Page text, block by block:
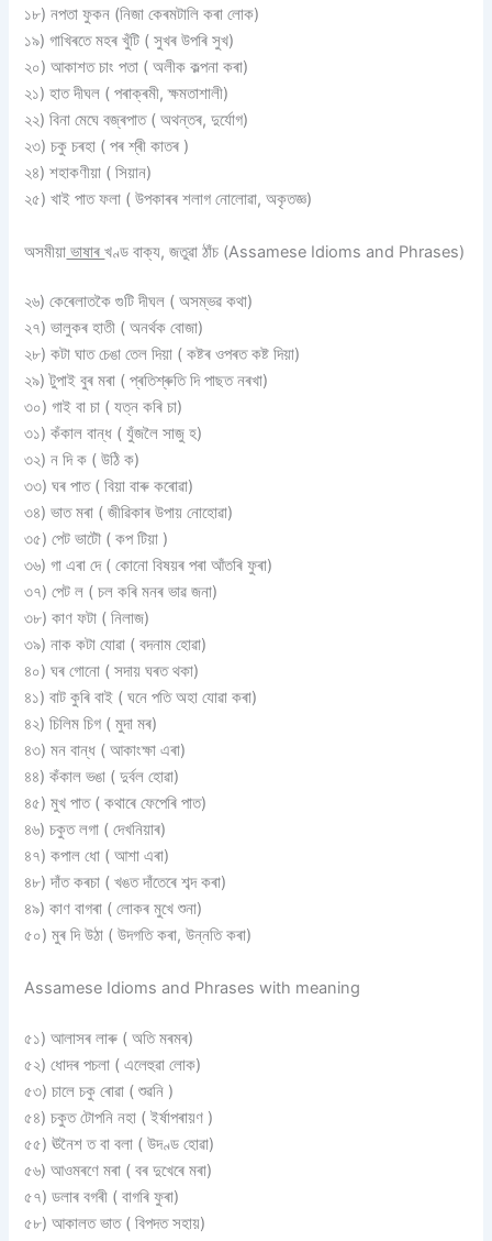
১৮) নপতা ফুকন (নিজা কেৰমটালি কৰা লোক)
১৯) গাখিৰতে মহৰ খুঁটি ( সুখৰ উপৰি সুখ)
২০) আকাশত চাং পতা ( অলীক কল্পনা কৰা)
২১) হাত দীঘল ( পৰাক্ৰমী, ক্ষমতাশালী)
২২) বিনা মেঘে বজ্ৰপাত ( অথন্তৰ, দুৰ্যোগ)
২৩) চকু চৰহা ( পৰ শ্ৰী কাতৰ )
২৪) শহাকণীয়া ( সিয়ান)
২৫) খাই পাত ফলা ( উপকাৰৰ শলাগ নোলোৱা, অকৃতজ্ঞ)
অসমীয়া ভাষাৰখণ্ড বাক্য, জতুৱা ঠাঁচ (Assamese Idioms and Phrases)
২৬) কেৰেলাতকৈ গুটি দীঘল ( অসম্ভৱ কথা)
২৭) ভালুকৰ হাতী ( অনৰ্থক বোজা)
২৮) কটা ঘাত চেঙা তেল দিয়া ( কষ্টৰ ওপৰত কষ্ট দিয়া)
২৯) টুপাই বুৰ মৰা ( প্ৰতিশ্ৰুতি দি পাছত নৰখা)
৩০) গাই বা চা ( যত্ন কৰি চা)
৩১) কঁকাল বান্ধ ( যুঁজলৈ সাজু হ)
৩২) ন দি ক ( উঠি ক)
৩৩) ঘৰ পাত ( বিয়া বাৰু কৰোৱা)
৩৪) ভাত মৰা ( জীৱিকাৰ উপায় নোহোৱা)
৩৫) পেট ভাটৌ ( কপ টিয়া )
৩৬) গা এৰা দে ( কোনো বিষয়ৰ পৰা আঁতৰি ফুৰা)
৩৭) পেট ল ( চল কৰি মনৰ ভাৱ জনা)
৩৮) কাণ ফটা ( নিলাজ)
৩৯) নাক কটা যোৱা ( বদনাম হোৱা)
৪০) ঘৰ গোনো ( সদায় ঘৰত থকা)
৪১) বাট কুৰি বাই ( ঘনে পতি অহা যোৱা কৰা)
৪২) চিলিম চিগ ( মুদা মৰ)
৪৩) মন বান্ধ ( আকাংক্ষা এৰা)
৪৪) কঁকাল ভঙা ( দুৰ্বল হোৱা)
৪৫) মুখ পাত ( কথাৰে ফেপেৰি পাত)
৪৬) চকুত লগা ( দেখনিয়াৰ)
৪৭) কপাল ধো ( আশা এৰা)
৪৮) দাঁত কৰচা ( খঙত দাঁতেৰে শব্দ কৰা)
৪৯) কাণ বাগৰা ( লোকৰ মুখে শুনা)
৫০) মুৰ দি উঠা ( উদগতি কৰা, উন্নতি কৰা)
Assamese Idioms and Phrases with meaning
৫১) আলাসৰ লাৰু ( অতি মৰমৰ)
৫২) ধোদৰ পচলা ( এলেহুৱা লোক)
৫৩) চালে চকু ৰোৱা ( শুৱনি )
৫৪) চকুত টোপনি নহা ( ইৰ্ষাপৰায়ণ )
৫৫) ঊনৈশ ত বা বলা ( উদণ্ড হোৱা)
৫৬) আওমৰণে মৰা ( বৰ দুখেৰে মৰা)
৫৭) ডলাৰ বগৰী ( বাগৰি ফুৰা)
৫৮) আকালত ভাত ( বিপদত সহায়)